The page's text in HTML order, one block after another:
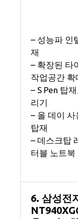
– 성능파 인
재
– 확장된 타
작업공간 확
– S Pen 탑
리기
– 올 데이
탑재
– 데스크탑
터블 노트북
6. 삼성전